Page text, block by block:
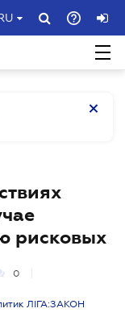
рисковых
0
ЛІГА:ЗАКОН